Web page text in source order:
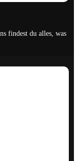
findest du alles, was